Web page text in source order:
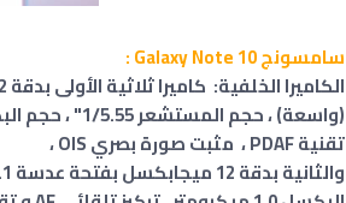
سامسونج Galaxy Note 10 :
تقنية PDAF ، مثبت صورة بصري OIS ،